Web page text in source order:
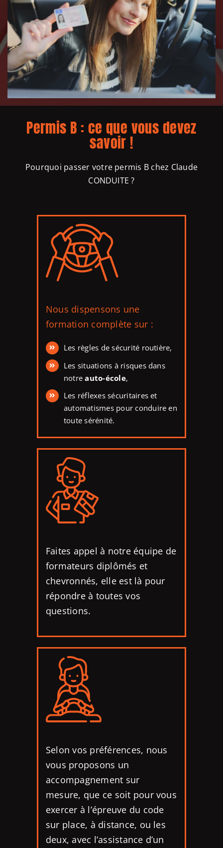
Permis B : ce que vous devez
savoir !
Pourquoi passer votre permis B chez Claude
CONDUITE ?
Nous dispensons une
formation complète sur :
Les règles de sécurité routière,
Les situations à risques dans
notreauto-école,
Les réflexes sécuritaires et
automatismes pour conduire en
toute sérénité.
Faites appel à notre équipe de
formateurs diplômés et
chevronnés, elle est là pour
répondre à toutes vos
questions.
Selon vos préférences, nous
vous proposons un
accompagnement sur
mesure, que ce soit pour vous
exercer à l’épreuve du code
sur place, à distance, ou les
deux, avec l’assistance d’un